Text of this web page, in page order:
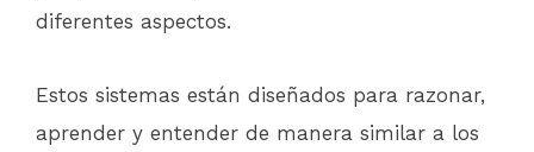
diferentes aspectos.
Estos sistemas están diseñados para razonar,
aprender y entender de manera similar a los